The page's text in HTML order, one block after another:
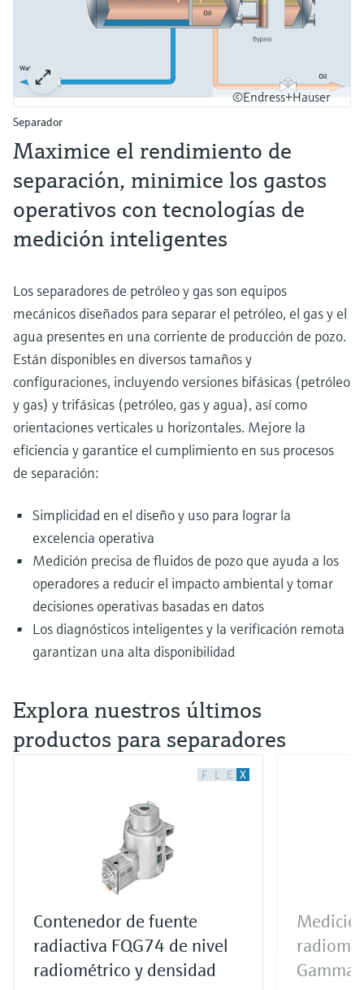
©Endress+Hauser
Separador
Maximice el rendimiento de
separación, minimice los gastos
operativos con tecnologías de
medición inteligentes
Los separadores de petróleo y gas son equipos
mecánicos diseñados para separar el petróleo, el gas y el
agua presentes en una corriente de producción de pozo.
Están disponibles en diversos tamaños y
configuraciones, incluyendo versiones bifásicas (petróleo
y gas) y trifásicas (petróleo, gas y agua), así como
orientaciones verticales u horizontales. Mejore la
eficiencia y garantice el cumplimiento en sus procesos
de separación:
Simplicidad en el diseño y uso para lograr la
excelencia operativa
Medición precisa de fluidos de pozo que ayuda a los
operadores a reducir el impacto ambiental y tomar
decisiones operativas basadas en datos
Los diagnósticos inteligentes y la verificación remota
garantizan una alta disponibilidad
Explora nuestros últimos
productos para separadores
F L E X
Contenedor de fuente
radiactiva FQG74 de nivel
radiométrico y densidad